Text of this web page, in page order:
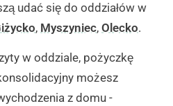
udać się do oddziałów w
, Myszyniec, Olecko.
w oddziale, pożyczkę
możesz
z domu -